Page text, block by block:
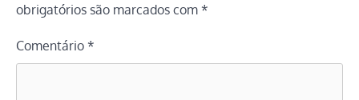
obrigatórios são marcados com *
Comentário *